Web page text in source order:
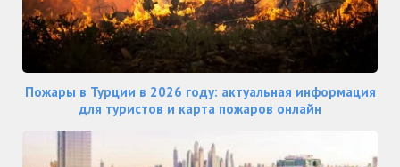
Пожары в Турции в 2026 году: актуальная информация
для туристов и карта пожаров онлайн